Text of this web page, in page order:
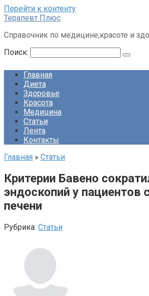
Перейти к контенту
Терапевт Плюс
Справочник по медицине,красоте и
Поиск:
Главная
Диета
Здоровье
Красота
Медицина
Статьи
Лента
Контакты
Главная » Статьи
Критерии Бавено
эндоскопий у пациентов
печени
Рубрика: Статьи